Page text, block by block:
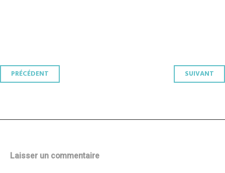
Navigation
PRÉCÉDENT SUIVANT
Laisser un commentaire